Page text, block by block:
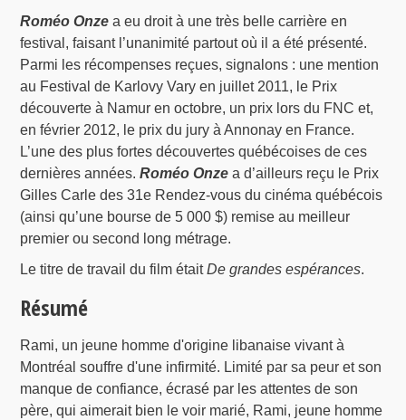
Roméo Onze a eu droit à une très belle carrière en
festival, faisant l’unanimité partout où il a été présenté.
Parmi les récompenses reçues, signalons : une mention
au Festival de Karlovy Vary en juillet 2011, le Prix
découverte à Namur en octobre, un prix lors du FNC et,
en février 2012, le prix du jury à Annonay en France.
L’une des plus fortes découvertes québécoises de ces
dernières années.Roméo Onze a d’ailleurs reçu le Prix
Gilles Carle des 31e Rendez-vous du cinéma québécois
(ainsi qu’une bourse de 5 000 $) remise au meilleur
premier ou second long métrage.
Le titre de travail du film étaitDe grandes espérances.
Résumé
Rami, un jeune homme d'origine libanaise vivant à
Montréal souffre d'une infirmité. Limité par sa peur et son
manque de confiance, écrasé par les attentes de son
père, qui aimerait bien le voir marié, Rami, jeune homme